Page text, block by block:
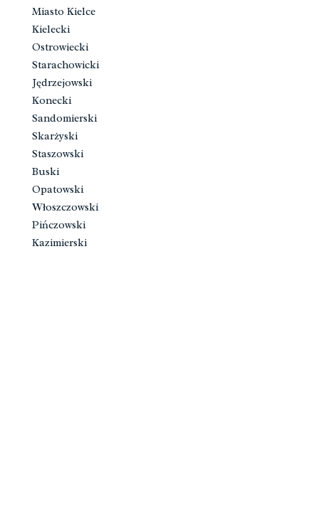
Miasto Kielce
Kielecki
Ostrowiecki
Starachowicki
Jędrzejowski
Konecki
Sandomierski
Skarżyski
Staszowski
Buski
Opatowski
Włoszczowski
Pińczowski
Kazimierski